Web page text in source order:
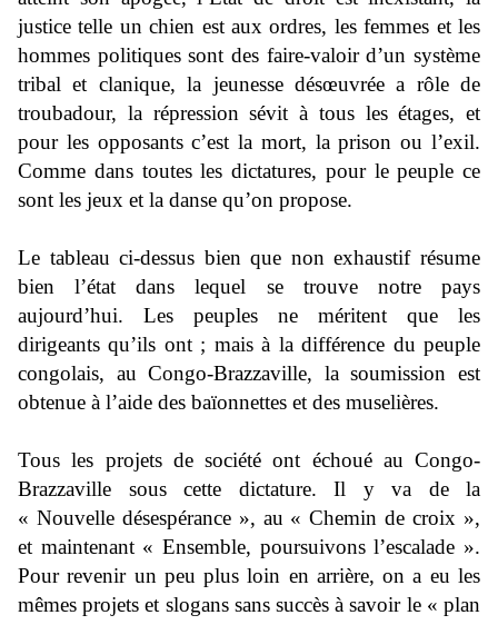
justice telle un chien est aux ordres, les femmes et les
hommes politiques sont des faire-valoir d’un système
tribal et clanique, la jeunesse désœuvrée a rôle de
troubadour, la répression sévit à tous les étages, et
pour les opposants c’est la mort, la prison ou l’exil.
Comme dans toutes les dictatures, pour le peuple ce
sont les jeux et la danse qu’on propose.
Le tableau ci-dessus bien que non exhaustif résume
bien l’état dans lequel se trouve notre pays
aujourd’hui. Les peuples ne méritent que les
dirigeants qu’ils ont ; mais à la différence du peuple
congolais, au Congo-Brazzaville, la soumission est
obtenue à l’aide des baïonnettes et des muselières.
Tous les projets de société ont échoué au Congo-
Brazzaville sous cette dictature. Il y va de la
« Nouvelle désespérance », au « Chemin de croix »,
et maintenant « Ensemble, poursuivons l’escalade ».
Pour revenir un peu plus loin en arrière, on a eu les
mêmes projets et slogans sans succès à savoir le « plan